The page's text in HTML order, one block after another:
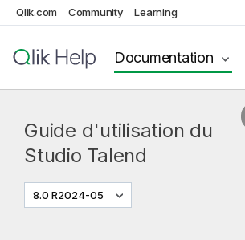
Qlik.com Community Learning
Documentation
Guide d'utilisation du
Studio Talend
8.0 R2024-05